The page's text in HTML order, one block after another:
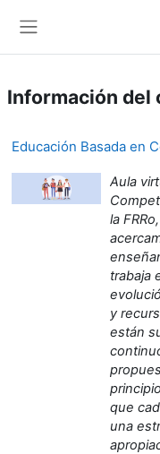
Información del
Educación Basada en
Aula
la
trabaja
y
están
que
una